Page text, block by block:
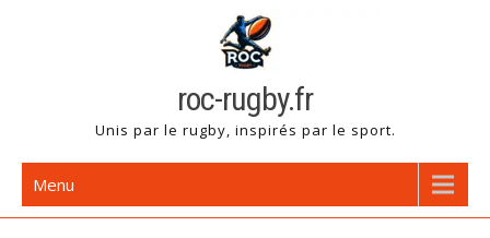
roc-rugby.fr
Unis par le rugby, inspirés par le sport.
Menu